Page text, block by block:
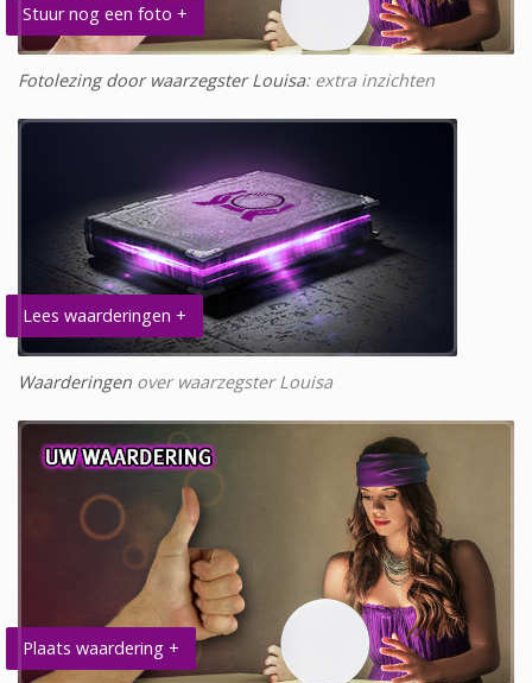
Stuur nog een foto +
Fotolezing door waarzegster Louisa: extra inzichten
Lees waarderingen +
Waarderingen over waarzegster Louisa
Plaats waardering +